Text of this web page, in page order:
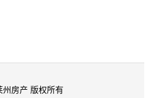
州房产 版权所有